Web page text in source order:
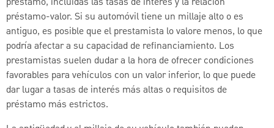
préstamo-valor. Si su automóvil tiene un millaje alto o es
antiguo, es posible que el prestamista lo valore menos, lo que
podría afectar a su capacidad de refinanciamiento. Los
prestamistas suelen dudar a la hora de ofrecer condiciones
favorables para vehículos con un valor inferior, lo que puede
dar lugar a tasas de interés más altas o requisitos de
préstamo más estrictos.